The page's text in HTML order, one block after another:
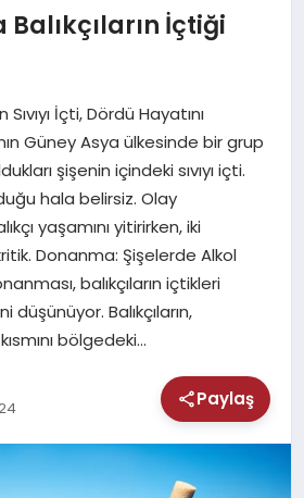
Balıkçıların İçtiği
İçti, Dördü Hayatını
Güney Asya ülkesinde bir grup
şişenin içindeki sıvıyı içti.
hala belirsiz. Olay
yaşamını yitirirken, iki
Donanma: Şişelerde Alkol
balıkçıların içtikleri
düşünüyor. Balıkçıların,
bölgedeki…
Paylaş